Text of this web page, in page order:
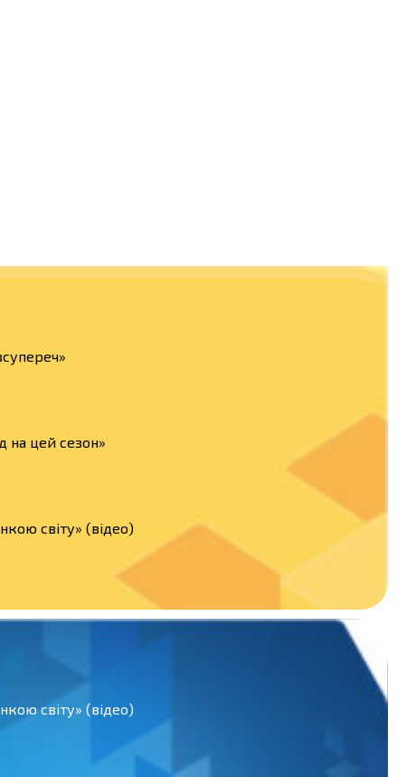
на цей сезон»
світу» (відео)
світу» (відео)